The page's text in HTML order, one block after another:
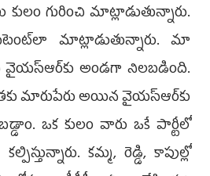
గురించి మాట్లాడుతున్నారు.
మాట్లాడుతున్నారు. మా
వైయస్‌ఆర్‌కు అండగా నిలబడింది.
మారుపేరు అయిన వైయస్‌ఆర్‌కు
ఒక కులం వారు ఒకే పార్టీలో
కమ్మ, రెడ్డి, కాపుల్లో